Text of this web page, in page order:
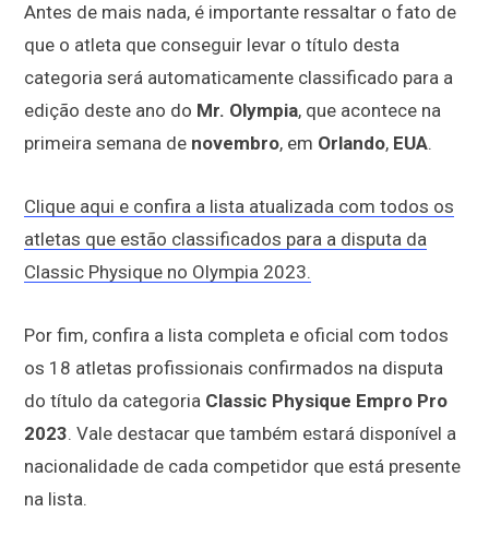
Antes de mais nada, é importante ressaltar o fato de
que o atleta que conseguir levar o título desta
categoria será automaticamente classificado para a
edição deste ano do Mr. Olympia, que acontece na
primeira semana de novembro, em Orlando, EUA.
Clique aqui e confira a lista atualizada com todos os
atletas que estão classificados para a disputa da
Classic Physique no Olympia 2023.
Por fim, confira a lista completa e oficial com todos
os 18 atletas profissionais confirmados na disputa
do título da categoria Classic Physique Empro Pro
2023. Vale destacar que também estará disponível a
nacionalidade de cada competidor que está presente
na lista.